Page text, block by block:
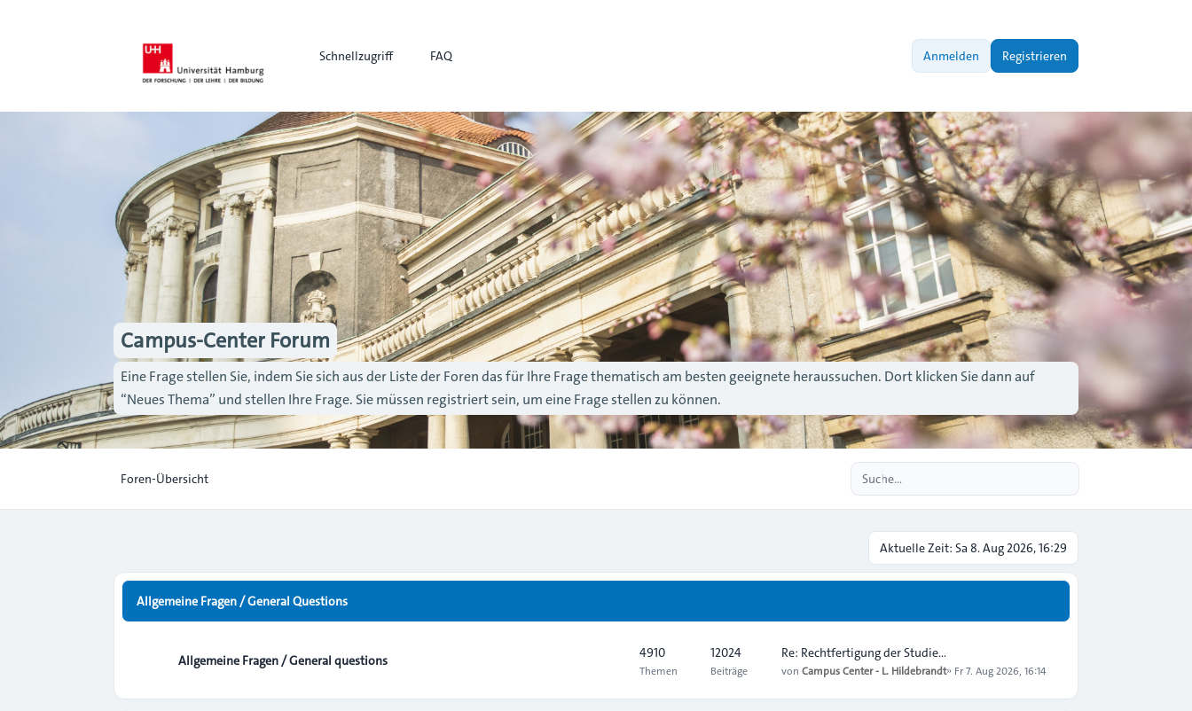
Schnellzugriff FAQ Anmelden Registrieren
Campus-Center Forum
Eine Frage stellen Sie, indem Sie sich aus der Liste der Foren das für Ihre Frage thematisch am besten geeignete heraussuchen. Dort klicken Sie dann auf
“Neues Thema” und stellen Ihre Frage. Sie müssen registriert sein, um eine Frage stellen zu können.
Foren-Übersicht
Aktuelle Zeit: Sa 8. Aug 2026, 16:29
Allgemeine Fragen / General Questions
Allgemeine Fragen / General questions 4910
Themen
12024
Beiträge
Re: Rechtfertigung der Studie…
von Campus Center - L. Hildebrandt» Fr 7. Aug 2026, 16:14